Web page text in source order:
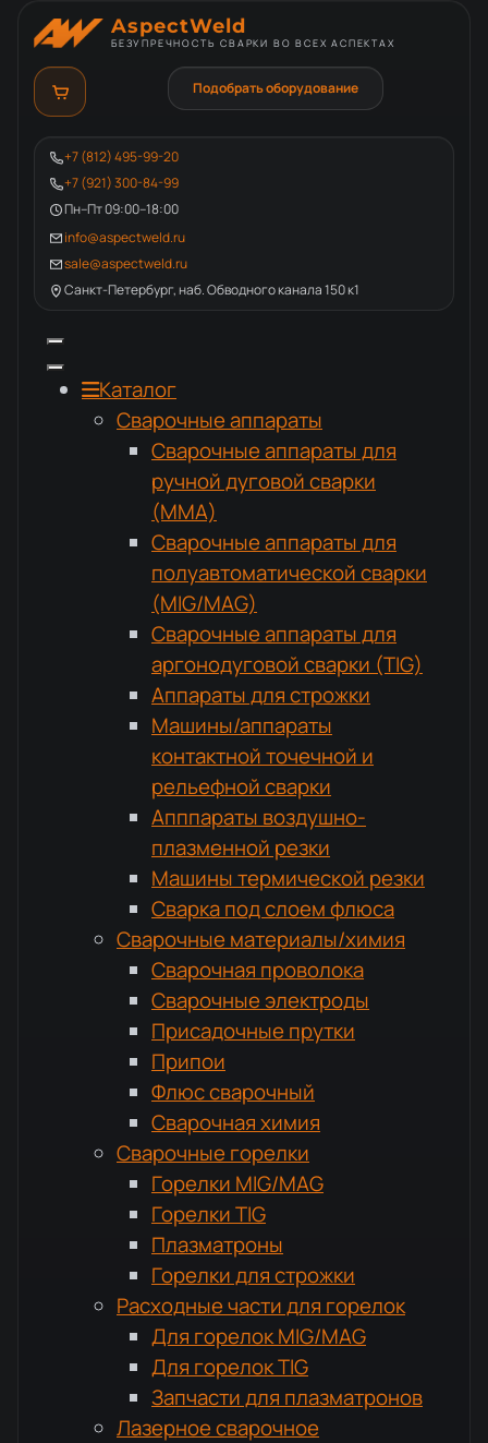
AspectWeld
БЕЗУПРЕЧНОСТЬ СВАРКИ ВО ВСЕХ АСПЕКТАХ
+7 (812) 495-99-20
+7 (921) 300-84-99
Пн–Пт 09:00–18:00
info@aspectweld.ru
sale@aspectweld.ru
Санкт-Петербург, наб. Обводного канала 150 к1
Подобрать оборудование
Каталог
Сварочные аппараты
Сварочные аппараты для
ручной дуговой сварки
(MMA)
Сварочные аппараты для
полуавтоматической сварки
(MIG/MAG)
Сварочные аппараты для
аргонодуговой сварки (TIG)
Аппараты для строжки
Машины/аппараты
контактной точечной и
рельефной сварки
Апппараты воздушно-
плазменной резки
Машины термической резки
Сварка под слоем флюса
Сварочные материалы/химия
Сварочная проволока
Сварочные электроды
Присадочные прутки
Припои
Флюс сварочный
Сварочная химия
Сварочные горелки
Горелки MIG/MAG
Горелки TIG
Плазматроны
Горелки для строжки
Расходные части для горелок
Для горелок MIG/MAG
Для горелок TIG
Запчасти для плазматронов
Лазерное сварочное